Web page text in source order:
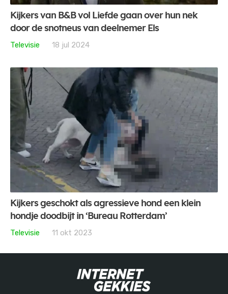
Kijkers van B&B vol Liefde gaan over hun nek
door de snotneus van deelnemer Els
Televisie
18 jul 2024
Kijkers geschokt als agressieve hond een klein
hondje doodbijt in ‘Bureau Rotterdam’
Televisie
11 okt 2023